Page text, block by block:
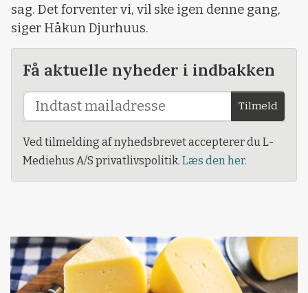
sag. Det forventer vi, vil ske igen denne gang,
siger Håkun Djurhuus.
Få aktuelle nyheder i indbakken
Tilmeld
Ved tilmelding af nyhedsbrevet accepterer du L-
Mediehus A/S privatlivspolitik. Læs den her.